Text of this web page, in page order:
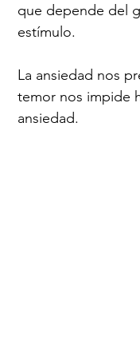
que depende del
estímulo.
La ansiedad nos
temor nos impide
ansiedad.